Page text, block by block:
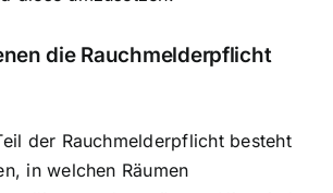
die Rauchmelderpflicht
der Rauchmelderpflicht besteht
in welchen Räumen